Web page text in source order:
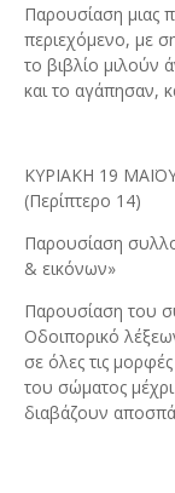
Παρουσίαση μιας
περιεχόμενο, με
το βιβλίο μιλούν
και το αγάπησαν,
ΚΥΡΙΑΚΗ 19
(Περίπτερο 14)
Παρουσίαση
& εικόνων»
Παρουσίαση του
Οδοιπορικό
σε όλες τις
του σώματος
διαβάζουν